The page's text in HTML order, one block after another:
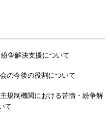
争解決支援について
の今後の役割について
規制機関における苦情・紛争解
て